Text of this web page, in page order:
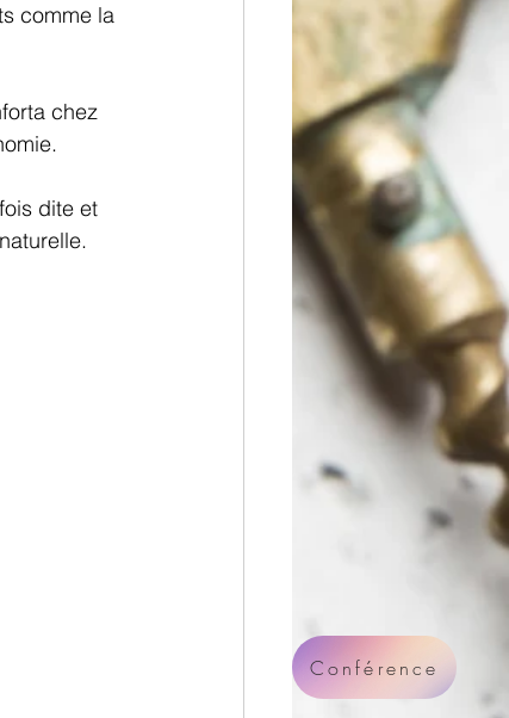
comme la
chez
dite et
Conférence